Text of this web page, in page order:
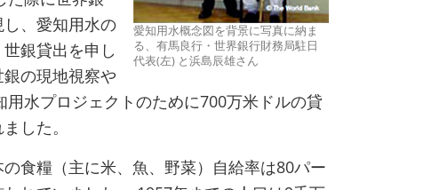
愛知用水概念図を背景に写真に納ま
る、有馬良行・世界銀行財務局駐日
代表(左) と浜島辰雄さん
、愛知用水の
銀貸出を申し
の現地視察や
水プロジェクトのために700万米ドルの貸
した。
食糧（主に米、魚、野菜）自給率は80パー